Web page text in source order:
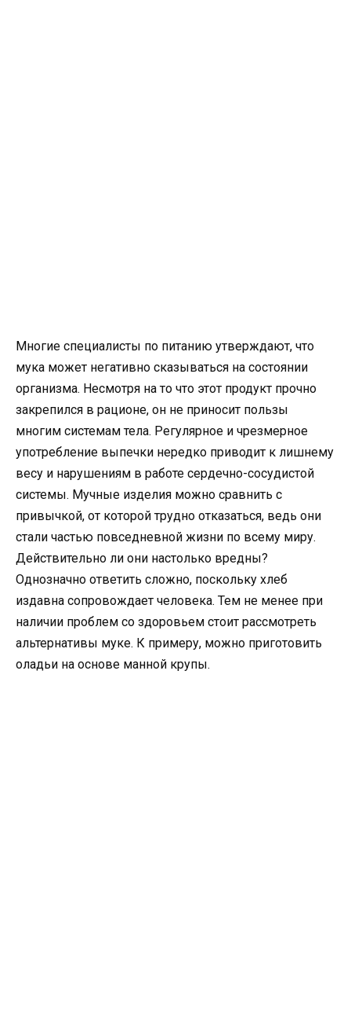
Многие специалисты по питанию утверждают, что
мука может негативно сказываться на состоянии
организма. Несмотря на то что этот продукт прочно
закрепился в рационе, он не приносит пользы
многим системам тела. Регулярное и чрезмерное
употребление выпечки нередко приводит к лишнему
весу и нарушениям в работе сердечно-сосудистой
системы. Мучные изделия можно сравнить с
привычкой, от которой трудно отказаться, ведь они
стали частью повседневной жизни по всему миру.
Действительно ли они настолько вредны?
Однозначно ответить сложно, поскольку хлеб
издавна сопровождает человека. Тем не менее при
наличии проблем со здоровьем стоит рассмотреть
альтернативы муке. К примеру, можно приготовить
оладьи на основе манной крупы.